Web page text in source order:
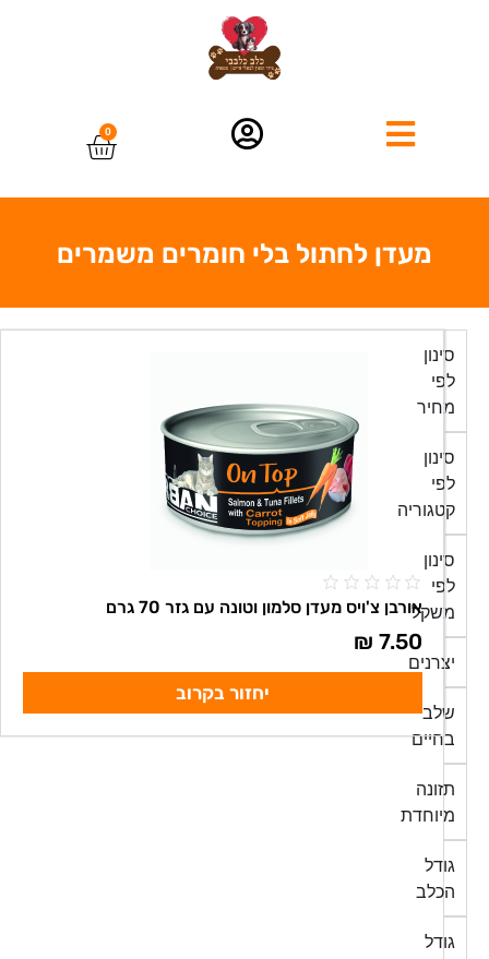
0
מעדן לחתול בלי חומרים משמרים
סינון
לפי
מחיר
סינון
לפי
קטגוריה
סינון
לפי
משקל
יצרנים
שלב
בחיים
תזונה
מיוחדת
גודל
הכלב
גודל
אורבן צ'ויס מעדן סלמון וטונה עם גזר 70 גרם
7.50
₪
יחזור בקרוב